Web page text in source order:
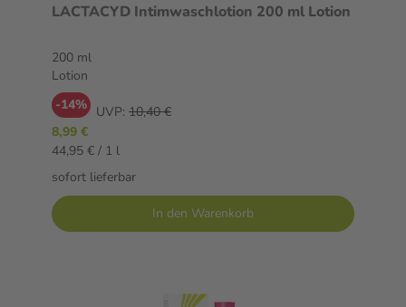
LACTACYD Intimwaschlotion 200 ml Lotion
200 ml
Lotion
-14% UVP: 10,40 €
8,99 €
44,95 € / 1 l
sofort lieferbar
In den Warenkorb